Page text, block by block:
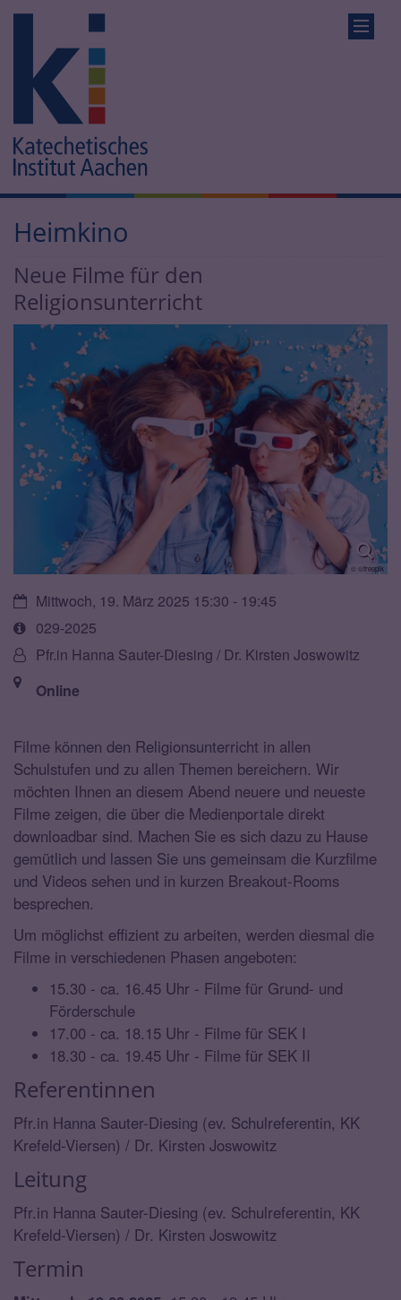
Heimkino
Neue Filme für den
Religionsunterricht
© ©freepik
Datum:Mittwoch, 19. März 2025 15:30 - 19:45
Art
bzw.
Nummer:
029-2025
Von:Pfr.in Hanna Sauter-Diesing / Dr. Kirsten Joswowitz
Ort: Online
Filme können den Religionsunterricht in allen
Schulstufen und zu allen Themen bereichern. Wir
möchten Ihnen an diesem Abend neuere und neueste
Filme zeigen, die über die Medienportale direkt
downloadbar sind. Machen Sie es sich dazu zu Hause
gemütlich und lassen Sie uns gemeinsam die Kurzfilme
und Videos sehen und in kurzen Breakout-Rooms
besprechen.
Um möglichst effizient zu arbeiten, werden diesmal die
Filme in verschiedenen Phasen angeboten:
15.30 - ca. 16.45 Uhr - Filme für Grund- und
Förderschule
17.00 - ca. 18.15 Uhr - Filme für SEK I
18.30 - ca. 19.45 Uhr - Filme für SEK II
Referentinnen
Pfr.in Hanna Sauter-Diesing (ev. Schulreferentin, KK
Krefeld-Viersen) / Dr. Kirsten Joswowitz
Leitung
Pfr.in Hanna Sauter-Diesing (ev. Schulreferentin, KK
Krefeld-Viersen) / Dr. Kirsten Joswowitz
Termin